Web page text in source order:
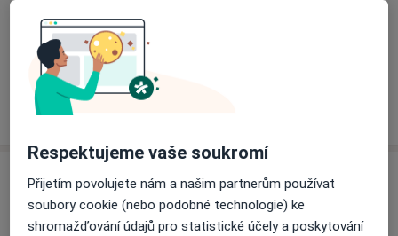
Způsoby platby (soukromé návštěvy)
Na teto adrese lékař přijímá pacienty na pojišťovnu
Detaily
Názory
Přidejte svůj názor
Respektujeme vaše soukromí
Přijetím povolujete nám a našim partnerům používat
soubory cookie (nebo podobné technologie) ke
shromažďování údajů pro statistické účely a poskytování